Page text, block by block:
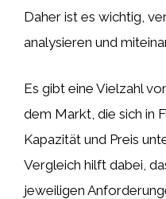
Daher ist es wichtig,
analysieren und
Es gibt eine Vielzahl
dem Markt, die sich in
Kapazität und Preis
Vergleich hilft dabei,
jeweiligen